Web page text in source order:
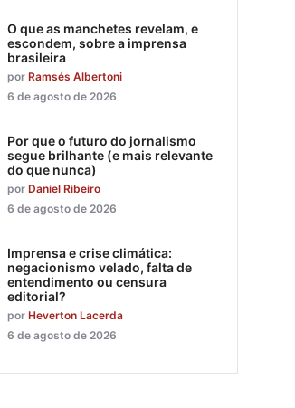
O que as manchetes revelam, e
escondem, sobre a imprensa
brasileira
por Ramsés Albertoni
6 de agosto de 2026
Por que o futuro do jornalismo
segue brilhante (e mais relevante
do que nunca)
por Daniel Ribeiro
6 de agosto de 2026
Imprensa e crise climática:
negacionismo velado, falta de
entendimento ou censura
editorial?
por Heverton Lacerda
6 de agosto de 2026